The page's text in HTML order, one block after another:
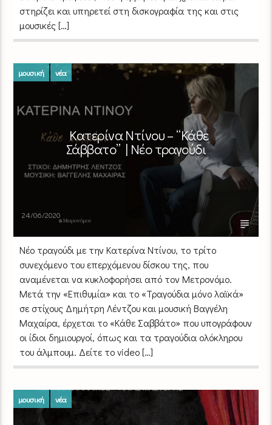
στηρίζει και υπηρετεί στη δισκογραφία της και στις
μουσικές […]
μουσική νέα
Κατερίνα Ντίνου – “Κάθε
Σάββατο” | Νέο τραγούδι
24/06/2020
Νέο τραγούδι με την Κατερίνα Ντίνου, το τρίτο
συνεχόμενο του επερχόμενου δίσκου της, που
αναμένεται να κυκλοφορήσει από τον Μετρονόμο.
Μετά την «Επιθυμία» και το «Τραγούδια μόνο λαϊκά»
σε στίχους Δημήτρη Λέντζου και μουσική Βαγγέλη
Μαχαίρα, έρχεται το «Κάθε Σαββάτο» που υπογράφουν
οι ίδιοι δημιουργοί, όπως και τα τραγούδια ολόκληρου
του άλμπουμ. Δείτε το video […]
μουσική νέα